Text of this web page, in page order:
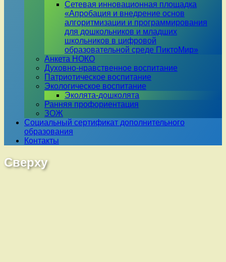
Сетевая инновационная площадка
«Апробация и внедрение основ
алгоритмизации и программирования
для дошкольников и младших
школьников в цифровой
образовательной среде ПиктоМир»
Анкета НОКО
Духовно-нравственное воспитание
Патриотическое воспитание
Экологическое воспитание
Эколята-дошколята
Ранняя профориентация
ЗОЖ
Социальный сертификат дополнительного
образования
Контакты
Сверху